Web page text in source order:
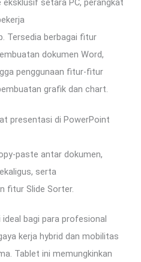
eksklusif setara PC, perangkat
Tersedia berbagai fitur
dokumen Word,
penggunaan fitur-fitur
grafik dan chart.
presentasi di PowerPoint
paste antar dokumen,
serta
fitur Slide Sorter.
bagi para profesional
kerja hybrid dan mobilitas
Tablet ini memungkinkan